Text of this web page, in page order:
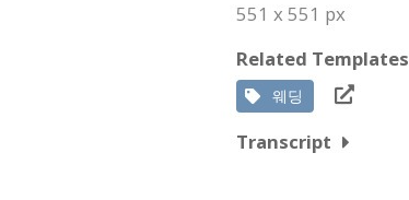
551 x 551 px
Related Templates
웨딩
Transcript